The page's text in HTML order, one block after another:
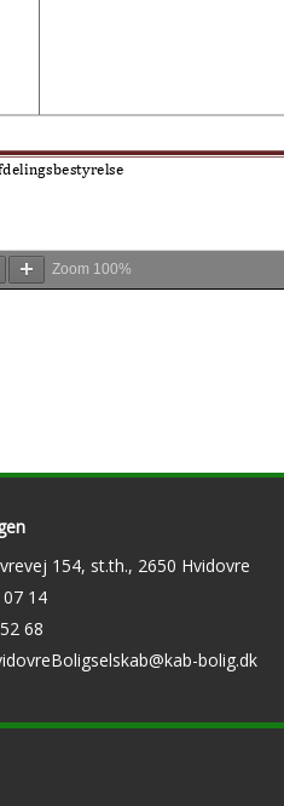
Zoom 100%
154, st.th., 2650 Hvidovre
14
68
bolig.dk